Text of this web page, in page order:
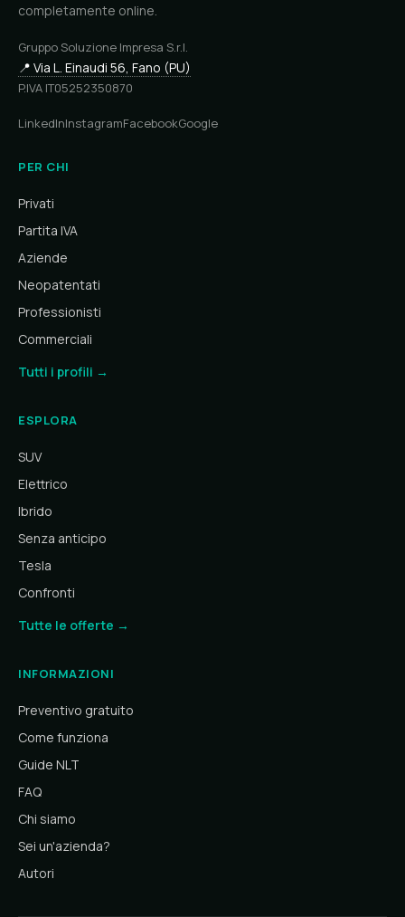
completamente online.
Gruppo Soluzione Impresa S.r.l.
📍 Via L. Einaudi 56, Fano (PU)
P.IVA IT05252350870
LinkedInInstagramFacebookGoogle
PER CHI
Privati
Partita IVA
Aziende
Neopatentati
Professionisti
Commerciali
Tutti i profili →
ESPLORA
SUV
Elettrico
Ibrido
Senza anticipo
Tesla
Confronti
Tutte le offerte →
INFORMAZIONI
Preventivo gratuito
Come funziona
Guide NLT
FAQ
Chi siamo
Sei un'azienda?
Autori